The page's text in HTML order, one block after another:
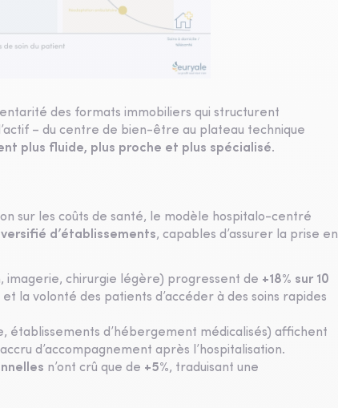
des formats immobiliers qui structurent
– du centre de bien-être au plateau technique
plus fluide, plus proche et plus spécialisé.
sur les coûts de santé, le modèle hospitalo-centré
d’établissements, capables d’assurer la prise en
imagerie, chirurgie légère) progressent de +18% sur 10
la volonté des patients d’accéder à des soins rapides
établissements d’hébergement médicalisés) affichent
d’accompagnement après l’hospitalisation.
n’ont crû que de +5%, traduisant une